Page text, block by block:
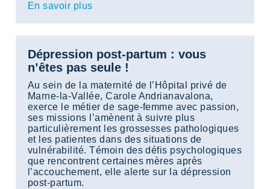
En savoir plus
Dépression post-partum : vous
n’êtes pas seule !
Au sein de la maternité de l’Hôpital privé de
Marne-la-Vallée, Carole Andrianavalona,
exerce le métier de sage-femme avec passion,
ses missions l’amènent à suivre plus
particulièrement les grossesses pathologiques
et les patientes dans des situations de
vulnérabilité. Témoin des défis psychologiques
que rencontrent certaines mères après
l’accouchement, elle alerte sur la dépression
post-partum.